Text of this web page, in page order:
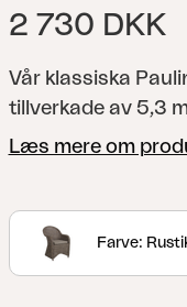
2 730 DKK
Vår klassiska
tillverkade av 5,3
en
Læs mere om
Farve: